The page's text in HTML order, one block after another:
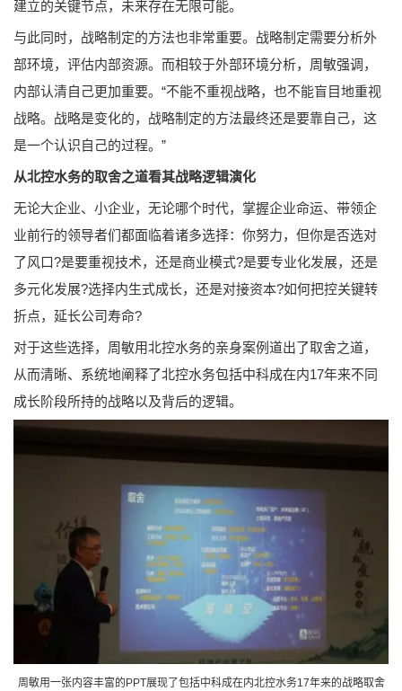
建立的关键节点，未来存在无限可能。
与此同时，战略制定的方法也非常重要。战略制定需要分析外
部环境，评估内部资源。而相较于外部环境分析，周敏强调，
内部认清自己更加重要。“不能不重视战略，也不能盲目地重视
战略。战略是变化的，战略制定的方法最终还是要靠自己，这
是一个认识自己的过程。”
从北控水务的取舍之道看其战略逻辑演化
无论大企业、小企业，无论哪个时代，掌握企业命运、带领企
业前行的领导者们都面临着诸多选择：你努力，但你是否选对
了风口?是要重视技术，还是商业模式?是要专业化发展，还是
多元化发展?选择内生式成长，还是对接资本?如何把控关键转
折点，延长公司寿命?
对于这些选择，周敏用北控水务的亲身案例道出了取舍之道，
从而清晰、系统地阐释了北控水务包括中科成在内17年来不同
成长阶段所持的战略以及背后的逻辑。
周敏用一张内容丰富的PPT展现了包括中科成在内北控水务17年来的战略取舍